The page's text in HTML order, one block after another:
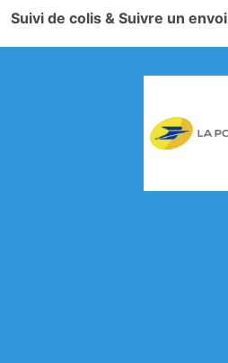
Suivi de colis & Suivre un envoi